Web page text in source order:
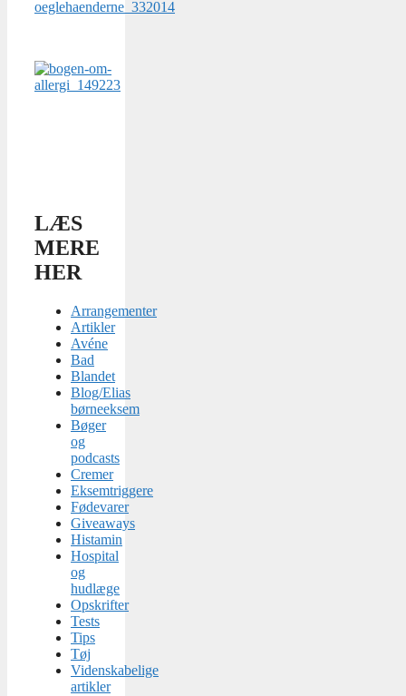
LÆS
MERE
HER
Arrangementer
Artikler
Avéne
Bad
Blandet
Blog/Elias
børneeksem
Bøger
og
podcasts
Cremer
Eksemtriggere
Fødevarer
Giveaways
Histamin
Hospital
og
hudlæge
Opskrifter
Tests
Tips
Tøj
Videnskabelige
artikler